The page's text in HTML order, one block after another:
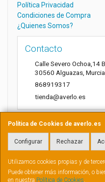
Política de Cookies de averlo.es
Configurar Rechazar
Utilizamos cookies propias y de
Puede obtener más información, o
en nuestra Política de Cookies.
Política Privacidad
Condiciones de Compra
¿Quienes Somos?
Contacto
Calle Severo Ochoa,14
30560 Alguazas Murcia
868919317
tienda@averlo.es
Horario
Lunes a Viernes de 8:30h a